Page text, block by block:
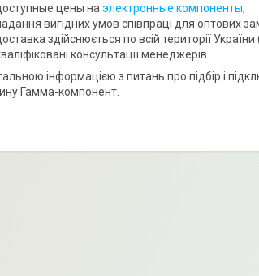
цены на электронные компоненты;
вигідних умов співпраці для оптових
здійснюється по всій території
консультації менеджерів
інформацією з питань про підбір і
Гамма-компонент.